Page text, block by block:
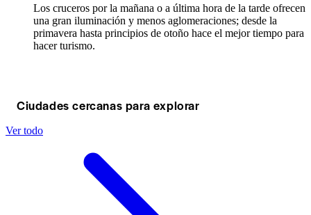
Los cruceros por la mañana o a última hora de la tarde ofrecen
una gran iluminación y menos aglomeraciones; desde la
primavera hasta principios de otoño hace el mejor tiempo para
hacer turismo.
Ciudades cercanas para explorar
Ver todo